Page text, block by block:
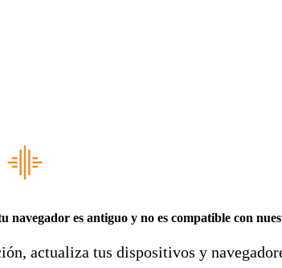
navegador es antiguo y no es compatible con
actualiza tus dispositivos y